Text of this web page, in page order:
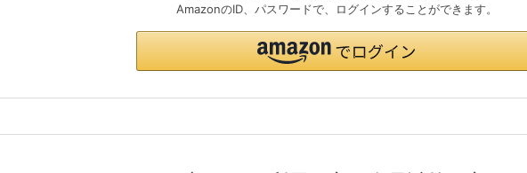
AmazonのID、パスワードで、ログインすることができます。